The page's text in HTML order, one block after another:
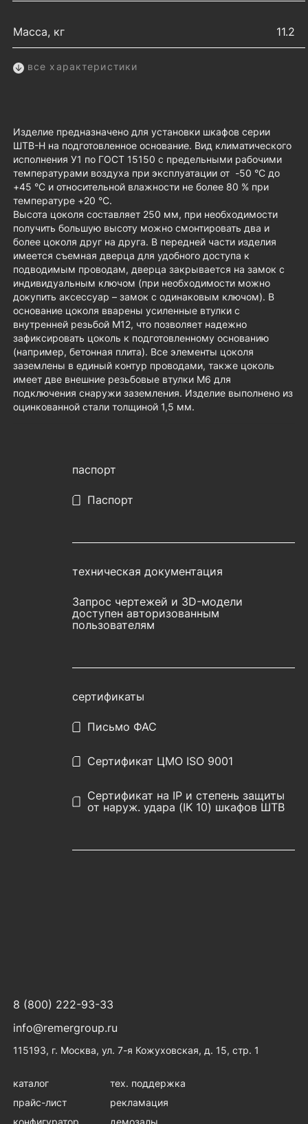
Масса, кг 11.2
все характеристики
Изделие предназначено для установки шкафов серии
ШТВ-Н на подготовленное основание. Вид климатического
исполнения У1 по ГОСТ 15150 с предельными рабочими
температурами воздуха при эксплуатации от -50 °C до
+45 °C и относительной влажности не более 80 % при
температуре +20 °C.
Высота цоколя составляет 250 мм, при необходимости
получить большую высоту можно смонтировать два и
более цоколя друг на друга. В передней части изделия
имеется съемная дверца для удобного доступа к
подводимым проводам, дверца закрывается на замок с
индивидуальным ключом (при необходимости можно
докупить аксессуар – замок с одинаковым ключом). В
основание цоколя вварены усиленные втулки с
внутренней резьбой М12, что позволяет надежно
зафиксировать цоколь к подготовленному основанию
(например, бетонная плита). Все элементы цоколя
заземлены в единый контур проводами, также цоколь
имеет две внешние резьбовые втулки М6 для
подключения снаружи заземления. Изделие выполнено из
оцинкованной стали толщиной 1,5 мм.
паспорт
Паспорт
техническая документация
Запрос чертежей и 3D-модели
доступен авторизованным
пользователям
сертификаты
Письмо ФАС
Сертификат ЦМО ISO 9001
Сертификат на IP и степень защиты
от наруж. удара (IK 10) шкафов ШТВ
8 (800) 222-93-33
info@remergroup.ru
115193, г. Москва, ул. 7-я Кожуховская, д. 15, стр. 1
каталог
прайс-лист
конфигуратор
тех. поддержка
рекламация
демозалы